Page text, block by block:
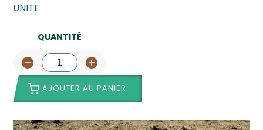
UNITE
QUANTITÉ
AJOUTER AU PANIER